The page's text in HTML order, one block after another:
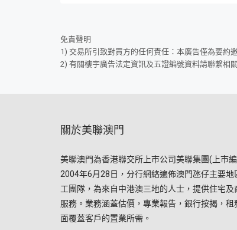
免責聲明
1) 交易所引致對買方的任何責任：本廣告僅為要約
2) 有關樓宇廣告法定資訊及五證編號資料請聯繫相
關於美聯澳門
美聯澳門為香港聯交所上市公司美聯集團(上市
2004年6月28日，分行網絡遍佈澳門氹仔主要地
工團隊，為來自中港澳三地的人士，提供住宅
服務。業務涵蓋估價，專業報告，銀行按揭，
面覆蓋客戶的置業所需。